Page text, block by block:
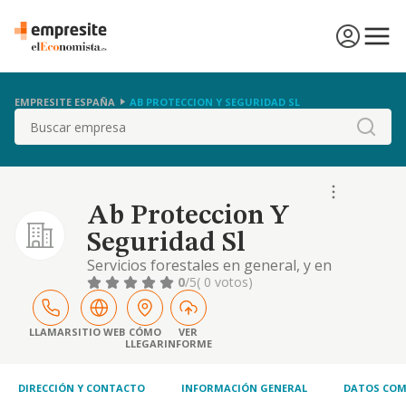
EMPRESITE ESPAÑA AB PROTECCION Y SEGURIDAD SL
Buscar
Ab Proteccion Y
Seguridad Sl
Servicios forestales en general, y en
particular, proteccion, conservacion limpieza
vigilancia promocion y construccion de areas
recreativas.
0/5( 0 votos)
LLAMARSITIO WEB CÓMO
LLEGAR
VER
INFORME
DIRECCIÓN Y CONTACTO INFORMACIÓN GENERAL DATOS